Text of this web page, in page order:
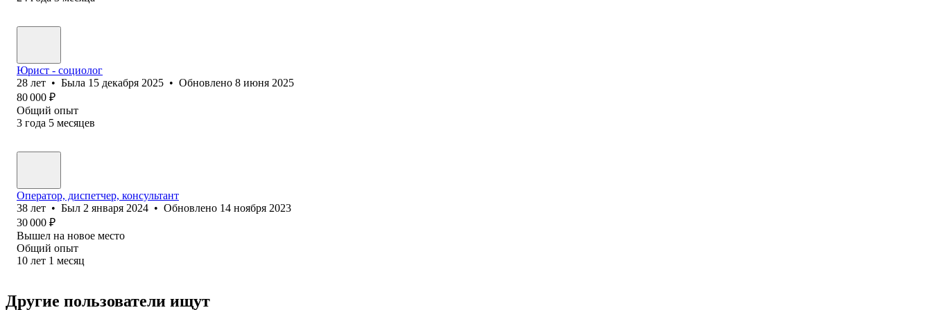
Юрист - социолог
28 лет • Была 15 декабря 2025 • Обновлено 8 июня 2025
80 000 ₽
Общий опыт
3 года 5 месяцев
Оператор, диспетчер, консультант
38 лет • Был 2 января 2024 • Обновлено 14 ноября 2023
30 000 ₽
Вышел на новое место
Общий опыт
10 лет 1 месяц
Другие пользователи ищут